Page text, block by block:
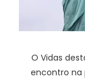
O Vidas
encontro na